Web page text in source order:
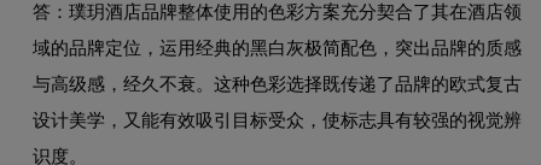
答：璞玥酒店品牌整体使用的色彩方案充分契合了其在酒店领
域的品牌定位，运用经典的黑白灰极简配色，突出品牌的质感
与高级感，经久不衰。这种色彩选择既传递了品牌的欧式复古
设计美学，又能有效吸引目标受众，使标志具有较强的视觉辨
识度。